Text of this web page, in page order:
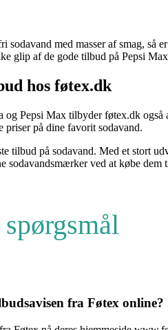
med masser af smag, så
glip af de gode tilbud på Pepsi
hos føtex.dk
Pepsi Max tilbyder føtex.dk
priser på dine favorit sodavand.
tilbud på sodavand. Med et stort
sodavandsmærker ved at købe
fra Føtex online?